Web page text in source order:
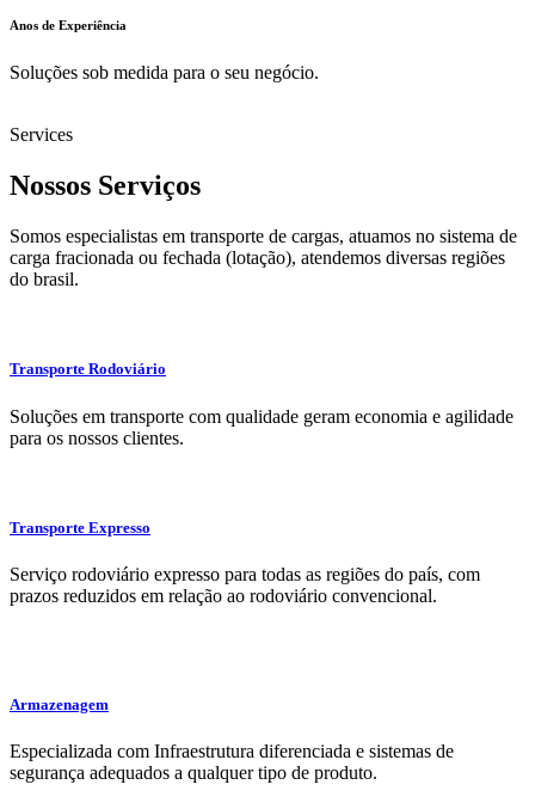
Anos de Experiência
Soluções sob medida para o seu negócio.
Services
Nossos Serviços
Somos especialistas em transporte de cargas, atuamos no sistema de
carga fracionada ou fechada (lotação), atendemos diversas regiões
do brasil.
Transporte Rodoviário
Soluções em transporte com qualidade geram economia e agilidade
para os nossos clientes.
Transporte Expresso
Serviço rodoviário expresso para todas as regiões do país, com
prazos reduzidos em relação ao rodoviário convencional.
Armazenagem
Especializada com Infraestrutura diferenciada e sistemas de
segurança adequados a qualquer tipo de produto.